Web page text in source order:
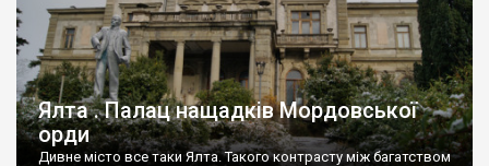
Ялта . Палац нащадків Мордовської
орди
Дивне місто все таки Ялта. Такого контрасту між багатством